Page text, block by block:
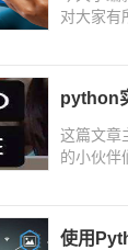
对大家有
python
这篇文章
的小伙伴
使用